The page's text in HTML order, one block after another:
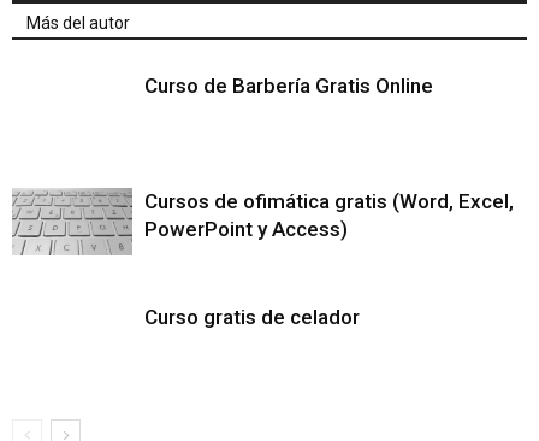
Más del autor
Curso de Barbería Gratis Online
Cursos de ofimática gratis (Word, Excel,
PowerPoint y Access)
Curso gratis de celador